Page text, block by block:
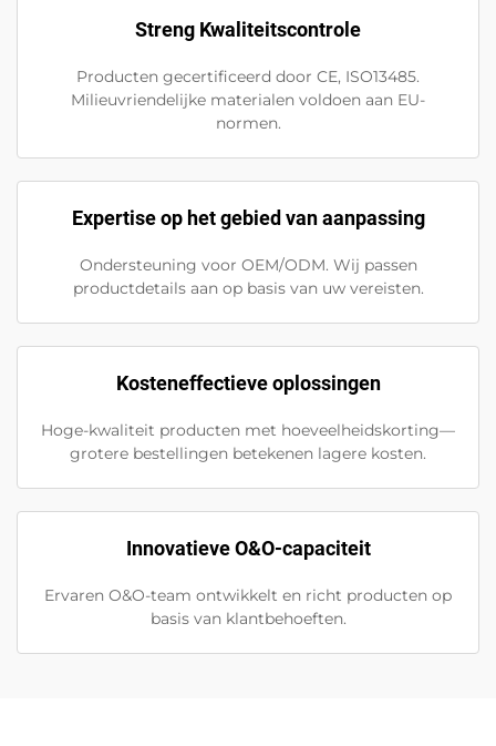
Streng Kwaliteitscontrole
Producten gecertificeerd door CE, ISO13485.
Milieuvriendelijke materialen voldoen aan EU-
normen.
Expertise op het gebied van aanpassing
Ondersteuning voor OEM/ODM. Wij passen
productdetails aan op basis van uw vereisten.
Kosteneffectieve oplossingen
Hoge-kwaliteit producten met hoeveelheidskorting—
grotere bestellingen betekenen lagere kosten.
Innovatieve O&O-capaciteit
Ervaren O&O-team ontwikkelt en richt producten op
basis van klantbehoeften.